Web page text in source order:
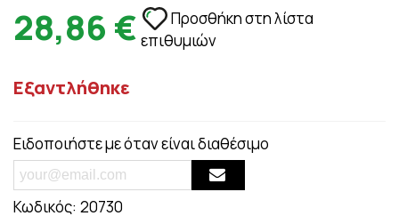
28,86 €
Προσθήκη στη λίστα
επιθυμιών
Εξαντλήθηκε
Ειδοποιήστε με όταν είναι διαθέσιμο
Κωδικός: 20730